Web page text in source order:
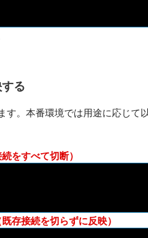
る
。本番環境では用途に応じて
をすべて切断）
存接続を切らずに反映）